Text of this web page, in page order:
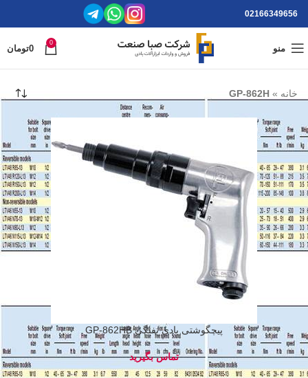
02166349656
منو
0
0تومان
خانه »
GP-862H
پیچگوشتی بادی تفنگی GP-862HB